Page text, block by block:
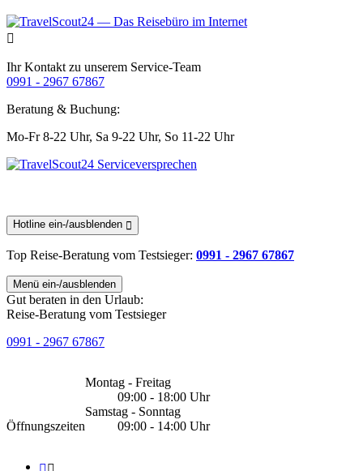
Ihr Kontakt zu unserem Service-Team
0991 - 2967 67867
Beratung & Buchung:
Mo-Fr 8-22 Uhr, Sa 9-22 Uhr, So 11-22 Uhr
Hotline ein-/ausblenden
Top Reise-Beratung vom Testsieger: 0991 - 2967 67867
Menü ein-/ausblenden
Gut beraten in den Urlaub:
Reise-Beratung vom Testsieger
0991 - 2967 67867
Öffnungszeiten
Montag - Freitag
09:00 - 18:00 Uhr
Samstag - Sonntag
09:00 - 14:00 Uhr